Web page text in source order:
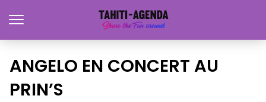
ANGELO EN CONCERT AU
PRIN’S